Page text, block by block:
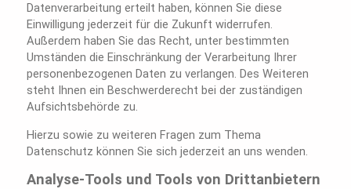
Datenverarbeitung erteilt haben, können Sie diese
Einwilligung jederzeit für die Zukunft widerrufen.
Außerdem haben Sie das Recht, unter bestimmten
Umständen die Einschränkung der Verarbeitung Ihrer
personenbezogenen Daten zu verlangen. Des Weiteren
steht Ihnen ein Beschwerderecht bei der zuständigen
Aufsichtsbehörde zu.
Hierzu sowie zu weiteren Fragen zum Thema
Datenschutz können Sie sich jederzeit an uns wenden.
Analyse-Tools und Tools von Dritt­anbietern